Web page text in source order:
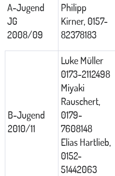
A-Jugend
JG
2008/09
Philipp
Kirner, 0157-
82378183
B-Jugend
2010/11
Luke Müller
0173-2112498
Miyaki
Rauschert,
0179-
7608148
Elias Hartlieb,
0152-
51442063